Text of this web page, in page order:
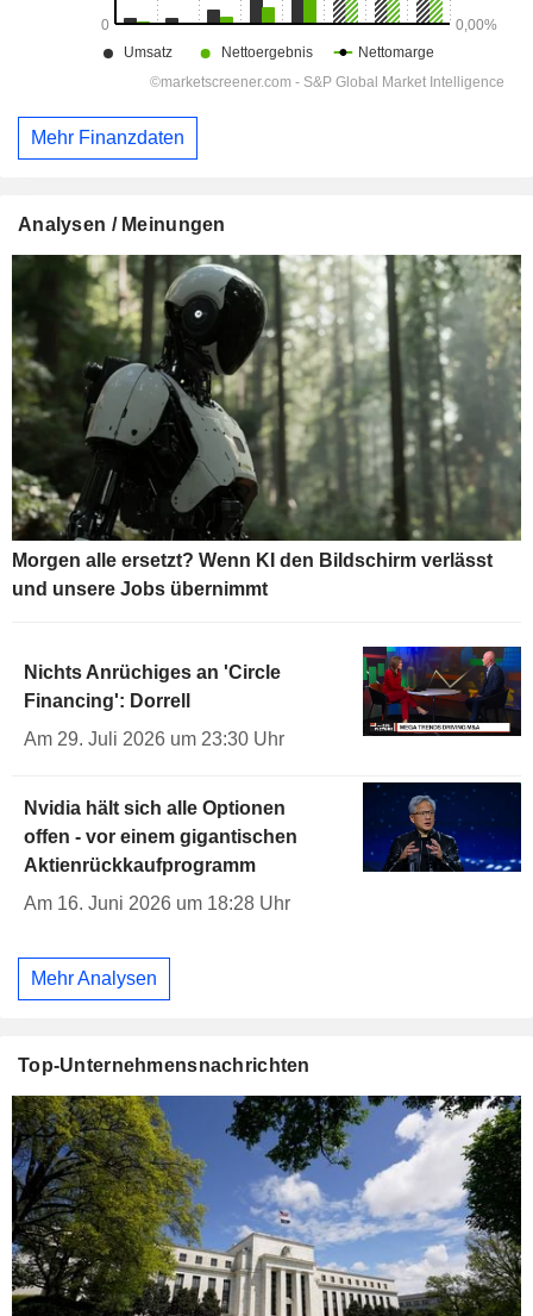
Mehr Finanzdaten
Analysen / Meinungen
Morgen alle ersetzt? Wenn KI den Bildschirm verlässt
und unsere Jobs übernimmt
Nichts Anrüchiges an 'Circle
Financing': Dorrell
Am 29. Juli 2026 um 23:30 Uhr
Nvidia hält sich alle Optionen
offen - vor einem gigantischen
Aktienrückkaufprogramm
Am 16. Juni 2026 um 18:28 Uhr
Mehr Analysen
Top-Unternehmensnachrichten